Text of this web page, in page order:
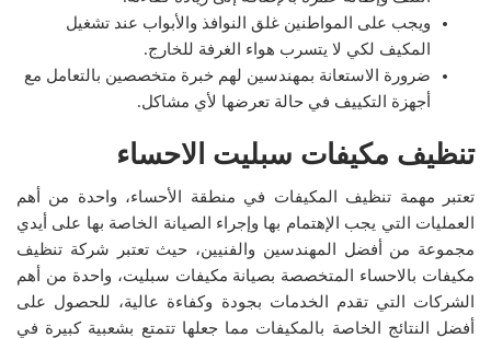
ويجب على المواطنين غلق النوافذ والأبواب عند تشغيل
المكيف لكي لا يتسرب هواء الغرفة للخارج.
ضرورة الاستعانة بمهندسين لهم خبرة متخصصين بالتعامل مع
أجهزة التكييف في حالة تعرضها لأي مشاكل.
تنظيف مكيفات سبليت الاحساء
تعتبر مهمة تنظيف المكيفات في منطقة الأحساء، واحدة من أهم
العمليات التي يجب الإهتمام بها وإجراء الصيانة الخاصة بها على أيدي
مجموعة من أفضل المهندسين والفنيين، حيث تعتبر شركة تنظيف
مكيفات بالاحساء المتخصصة بصيانة مكيفات سبليت، واحدة من أهم
الشركات التي تقدم الخدمات بجودة وكفاءة عالية، للحصول على
أفضل النتائج الخاصة بالمكيفات مما جعلها تتمتع بشعبية كبيرة في